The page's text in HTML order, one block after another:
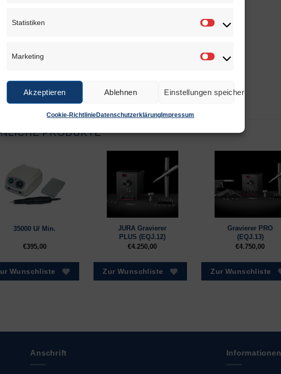
Statistiken
Statistiken
Marketing
Marketing
Akzeptieren Ablehnen Einstellungen speichern
Cookie-RichtlinieDatenschutzerklärung Impressum
Fußpedal
Hochleistungs-Handstück
für das Handstück
PRODUKTE
35000 U/ Min.
€395,00
Wunschliste
JURA Gravierer
PLUS (EQJ.12)
€4.250,00
Zur Wunschliste
Gravierer PRO
(EQJ.13)
€4.750,00
Zur Wunschliste
Anschrift Informationen